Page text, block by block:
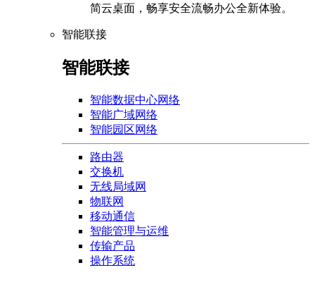
简云桌面，畅享安全流畅办公全新体验。
智能联接
智能联接
智能数据中心网络
智能广域网络
智能园区网络
路由器
交换机
无线局域网
物联网
移动通信
智能管理与运维
传输产品
操作系统